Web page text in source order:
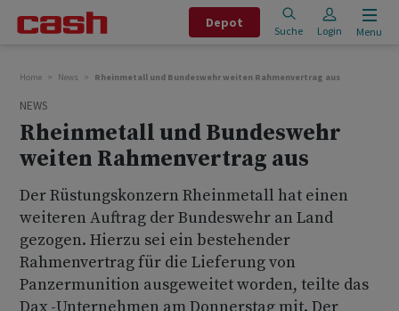
Depot
Suche Login Menu
Home News Rheinmetall und Bundeswehr weiten Rahmenvertrag aus
NEWS
Rheinmetall und Bundeswehr
weiten Rahmenvertrag aus
Der Rüstungskonzern Rheinmetall hat einen
weiteren Auftrag der Bundeswehr an Land
gezogen. Hierzu sei ein bestehender
Rahmenvertrag für die Lieferung von
Panzermunition ausgeweitet worden, teilte das